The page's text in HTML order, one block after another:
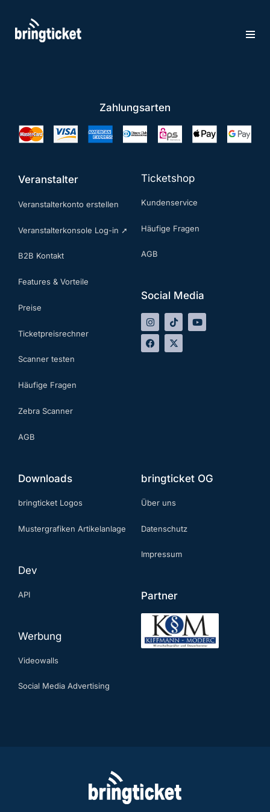
Zum
Zahlungsarten
Veranstalter
Veranstalterkonto erstellen
Veranstalterkonsole Log-in ➚
B2B Kontakt
Features & Vorteile
Preise
Ticketpreisrechner
Scanner testen
Häufige Fragen
Zebra Scanner
AGB
Ticketshop
Kundenservice
Häufige Fragen
AGB
Social Media
Downloads
bringticket Logos
Mustergrafiken Artikelanlage
Dev
API
Werbung
Videowalls
Social Media Advertising
bringticket OG
Über uns
Datenschutz
Impressum
Partner